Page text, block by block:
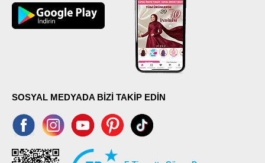
SOSYAL MEDYADA BİZİ TAKİP EDİN